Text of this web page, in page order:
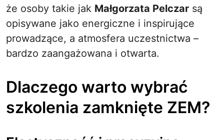
że osoby takie jak Małgorzata Pelczar są
opisywane jako energiczne i inspirujące
prowadzące, a atmosfera uczestnictwa –
bardzo zaangażowana i otwarta.
Dlaczego warto wybrać
szkolenia zamknięte ZEM?